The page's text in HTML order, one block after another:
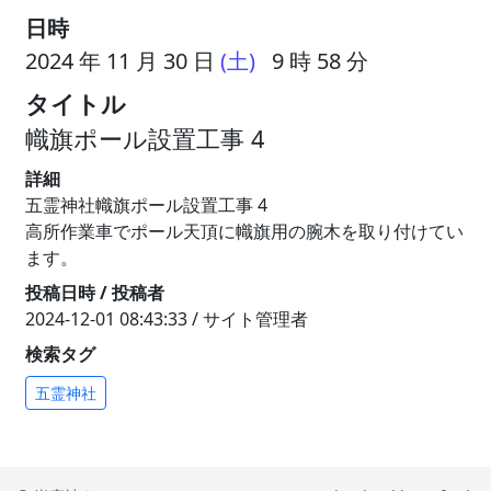
日時
2024 年 11 月 30 日 (土) 9 時 58 分
タイトル
幟旗ポール設置工事 4
詳細
五霊神社幟旗ポール設置工事 4
高所作業車でポール天頂に幟旗用の腕木を取り付けてい
ます。
投稿日時 / 投稿者
2024-12-01 08:43:33 / サイト管理者
検索タグ
五霊神社